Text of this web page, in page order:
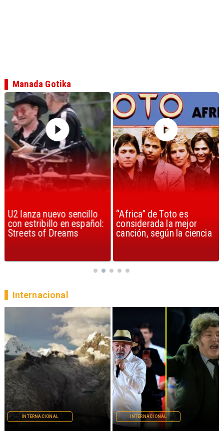
U2 lanza nuevo sencillo
con estribillo en español:
Streets of Dreams
“Africa” de Toto es
considerada la mejor
canción, según la ciencia
Manada Gotika
INTERNACIONAL INTERNACIONAL
Internacional